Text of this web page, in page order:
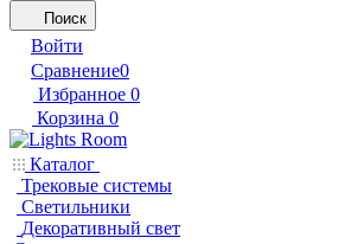
Поиск
Войти
Сравнение0
Избранное 0
Корзина 0
Каталог
Трековые системы
Светильники
Декоративный свет